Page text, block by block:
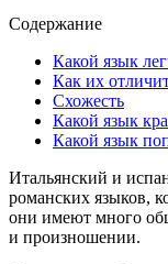
Содержание
Какой язык
Как их
Схожесть
Какой язык
Какой язык
Итальянский и
романских языков,
они имеют много
и произношении.